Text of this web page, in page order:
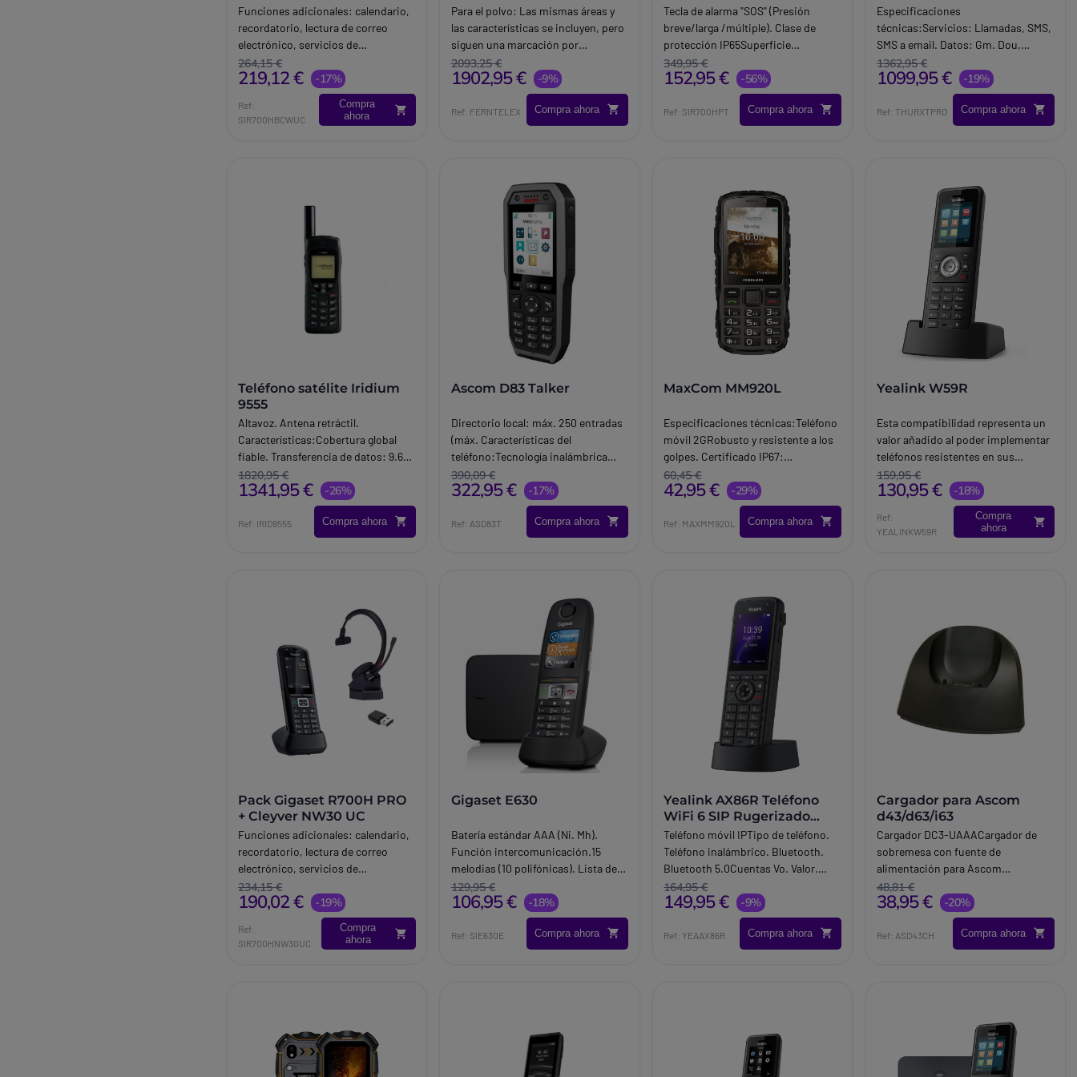
Funciones adicionales: calendario,
recordatorio, lectura de correo
electrónico, servicios de
información,. Producto con
certificación IP65: protección
contra salpicaduras de agua, polvo y
golpes.
264,15 €
219,12 € -17%
Ref:
SIR700HBCWUC
Compra
ahora
Para el polvo: Las mismas áreas y
las características se incluyen, pero
siguen una marcación por
separado: Zona 20: PELIGRO
PERMANENTE Zona 21: PELIGRO
INSIGNIFICANTE
Características:Zonas ATEX 2 y
robusto, resistente a los golpes.
2093,25 €
1902,95 € -9%
Ref: FERNTELEX Compra ahora
Tecla de alarma "SOS" (Presión
breve/larga /múltiple). Clase de
protección IP65Superficie
resistente a desinfectantes,
resistente a arañazos y protegido
contra polvo metálico. Botón de
alarma. Agenda con hasta 500
349,95 €
152,95 € -56%
Ref: SIR700HPT Compra ahora
Especificaciones
técnicas:Servicios: Llamadas, SMS,
SMS a email. Datos: Gm. Dou,
Glonass. Pantalla: 2.4” cristal
Gorilla®Protección: Resistente a
agua, polvo, y golpes (IP55/IK05).
1362,95 €
1099,95 € -19%
Ref: THURXTPRO Compra ahora
Teléfono satélite Iridium
9555
Altavoz. Antena retráctil.
Características:Cobertura global
fiable. Transferencia de datos: 9.6
Kbps. Directorio: 100 entradas.
Registro de llamadas.
1820,95 €
1341,95 € -26%
Ref: IRID9555 Compra ahora
Ascom D83 Talker
Directorio local: máx. 250 entradas
(máx. Características del
teléfono:Tecnología inalámbrica
DECT: banda de frecuencia de 1880
1900 MHz. Directorio central:
entradas ilimitadas (máx.
390,09 €
322,95 € -17%
Ref: ASD83T Compra ahora
MaxCom MM920L
Especificaciones técnicas:Teléfono
móvil 2GRobusto y resistente a los
golpes. Certificado IP67:
impermeable al polvo y al agua.
Idiomas disponibles: inglés,
francés, neerlandés, croata y
esloveno. Peso: 140 g
60,45 €
42,95 € -29%
Ref: MAXMM920L Compra ahora
Yealink W59R
Esta compatibilidad representa un
valor añadido al poder implementar
teléfonos resistentes en sus
instalaciones independientemente
de su dimensión. Características:
Diseño robusto y resistente
IP67Llamadas simultáneas:
2Bluetooth 5.0Función vibración.
159,95 €
130,95 € -18%
Ref:
YEALINKW59R
Compra
ahora
Pack Gigaset R700H PRO
+ Cleyver NW30 UC
Funciones adicionales: calendario,
recordatorio, lectura de correo
electrónico, servicios de
información,. Producto con
certificación IP65: protección
contra salpicaduras de agua, polvo y
golpes.
234,15 €
190,02 € -19%
Ref:
SIR700HNW30UC
Compra
ahora
Gigaset E630
Batería estándar AAA (Ni. Mh).
Función intercomunicación.15
melodias (10 polifónicas). Lista de
las últimas llamadas. Memoria de 30
SMSEnvíos de E mail vía SMS (según
proveedor). Funciones con más de
un terminal:Hasta 6 teminales
129,95 €
106,95 € -18%
Ref: SIE630E Compra ahora
Yealink AX86R Teléfono
WiFi 6 SIP Rugerizado
IP67
Teléfono móvil IPTipo de teléfono.
Teléfono inalámbrico. Bluetooth.
Bluetooth 5.0Cuentas Vo. Valor.
Tipo de producto.
164,95 €
149,95 € -9%
Ref: YEAAX86R Compra ahora
Cargador para Ascom
d43/d63/i63
Cargador DC3-UAAACargador de
sobremesa con fuente de
alimentación para Ascom
d43/d63/i63. Este cargador
proporciona una solución
conveniente y eficiente para
mantener sus dispositivos Ascom
siempre listos para su uso. Su
áreas de carga designadas
48,81 €
38,95 € -20%
Ref: ASD43CH Compra ahora